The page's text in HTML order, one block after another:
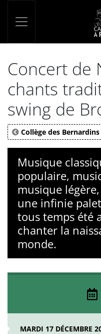
Concert de
chants
swing de
Collège des Bernardins
Musique
populaire,
musique légère,
une infinie
tous temps été
chanter la
monde.
MARDI 17 DÉCEMBRE
Panneau de gestion des